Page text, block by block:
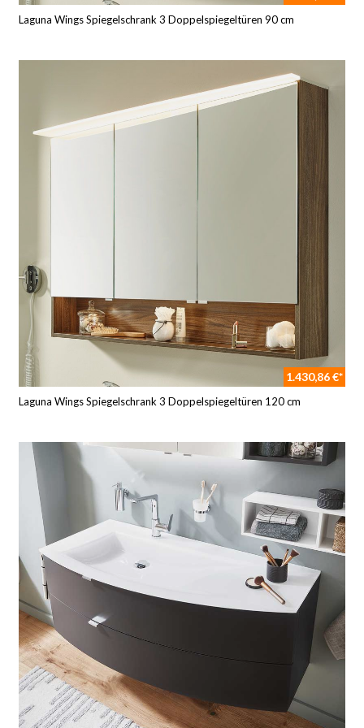
Laguna Wings Spiegelschrank 3 Doppelspiegeltüren 90 cm
1.430,86 €*
Laguna Wings Spiegelschrank 3 Doppelspiegeltüren 120 cm